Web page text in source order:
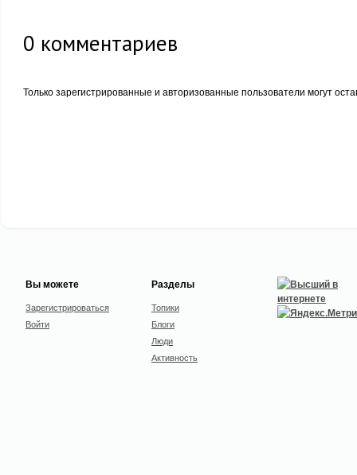
0 комментариев
Только зарегистрированные и авторизованные пользователи могут
Вы можете
Зарегистрироваться
Войти
Разделы
Топики
Блоги
Люди
Активность